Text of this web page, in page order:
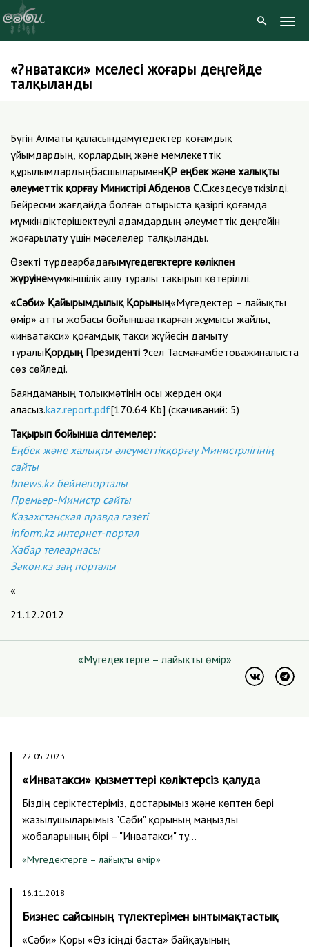
Skip«?нватакси» мәселесі жоғары деңгейде
талқыланды
Бүгін Алматы қаласындамүгедектер қоғамдық
ұйымдардың, қорлардың және мемлекеттік
құрылымдардыңбасшыларыменҚР еңбек және халықты
әлеуметтік қорғау Министірі Абденов С.С.кездесуөткізілді.
Бейресми жағдайда болған отырыста қазіргі қоғамда
мүмкіндіктерішектеулі адамдардың әлеуметтік деңгейін
жоғарылату үшін мәселелер талқыланды.
Өзекті түрдеарбадағымүгедегектерге көлікпен
жүруінемүмкіншілік ашу туралы тақырып көтерілді.
«Сәби» Қайырымдылық Қорының«Мүгедектер – лайықты
өмір» атты жобасы бойыншаатқарған жұмысы жайлы,
«инватакси» қоғамдық такси жүйесін дамыту
туралыҚордың Президенті ?сел Тасмағамбетоважиналыста
сөз сөйледі.
Баяндаманың толықмәтінін осы жерден оқи
аласыз.kaz.report.pdf[170.64 Kb] (cкачиваний: 5)
Тақырып бойынша сілтемелер:
Еңбек және халықты әлеуметтікқорғау Министрлігінің
сайты
bnews.kz бейнепорталы
Премьер-Министр сайты
Казахстанская правда газеті
inform.kz интернет-портал
Хабар телеарнасы
Закон.кз заң порталы
«
21.12.2012
«Мүгедектерге – лайықты өмір»
22.05.2023
«Инватакси» қызметтері көліктерсіз қалуда
Біздің серіктестеріміз, достарымыз және көптен бері
жазылушыларымыз "Сәби" қорының маңызды
жобаларының бірі – "Инватакси" ту…
«Мүгедектерге – лайықты өмір»
16.11.2018
Бизнес сайсының түлектерімен ынтымақтастық
«Сәби» Қоры «Өз ісіңді баста» байқауының